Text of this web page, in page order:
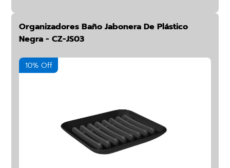
Organizadores Baño Jabonera De Plástico
Negra - CZ-JS03
10% Off